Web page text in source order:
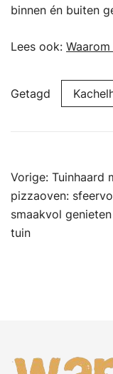
binnen én buiten
Lees ook:
Getagd
Bericht
navigatie
Vorige: Tuinhaard
pizzaoven:
smaakvol
tuin